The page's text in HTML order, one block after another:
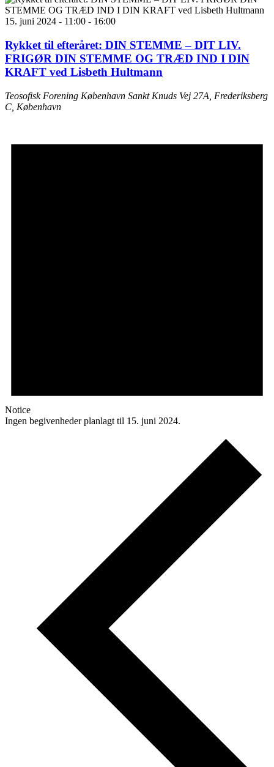
15. juni 2024 - 11:00 - 16:00
Rykket til efteråret: DIN STEMME – DIT LIV.
FRIGØR DIN STEMME OG TRÆD IND I DIN
KRAFT ved Lisbeth Hultmann
Teosofisk Forening København Sankt Knuds Vej 27A, Frederiksberg
C, København
Notice
Ingen begivenheder planlagt til 15. juni 2024.